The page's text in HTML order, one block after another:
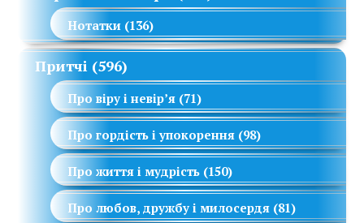
Нотатки (136)
Притчі (596)
Про віру і невір’я (71)
Про гордість і упокорення (98)
Про життя і мудрість (150)
Про любов, дружбу і милосердя (81)